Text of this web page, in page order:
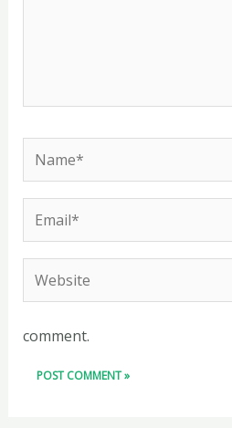
Name*
Email*
Website
comment.